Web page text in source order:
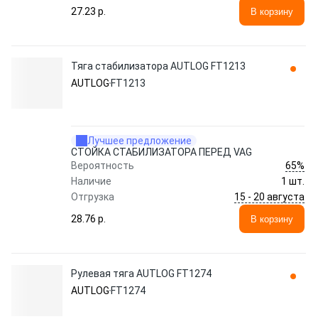
27.23 p.
В корзину
Тяга стабилизатора AUTLOG FT1213
AUTLOG FT1213
Лучшее предложение
СТОЙКА СТАБИЛИЗАТОРА ПЕРЕД VAG
Вероятность
65%
Наличие
1 шт.
Отгрузка
15 - 20 августа
28.76 p.
В корзину
Рулевая тяга AUTLOG FT1274
AUTLOG FT1274